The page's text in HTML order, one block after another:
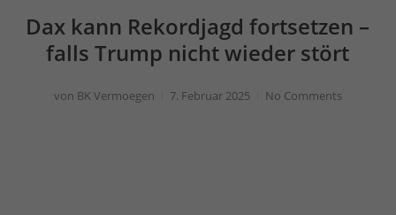
Dax kann Rekordjagd fortsetzen –
falls Trump nicht wieder stört
von BK Vermoegen 7. Februar 2025 No Comments